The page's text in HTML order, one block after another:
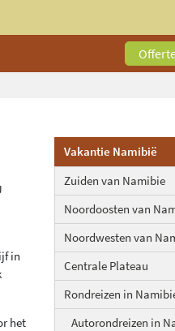
Vakantie Namibië
Zuiden van Namibie
Noordoosten van
Noordwesten van
Centrale Plateau
Rondreizen in
Autorondreizen in
in
het